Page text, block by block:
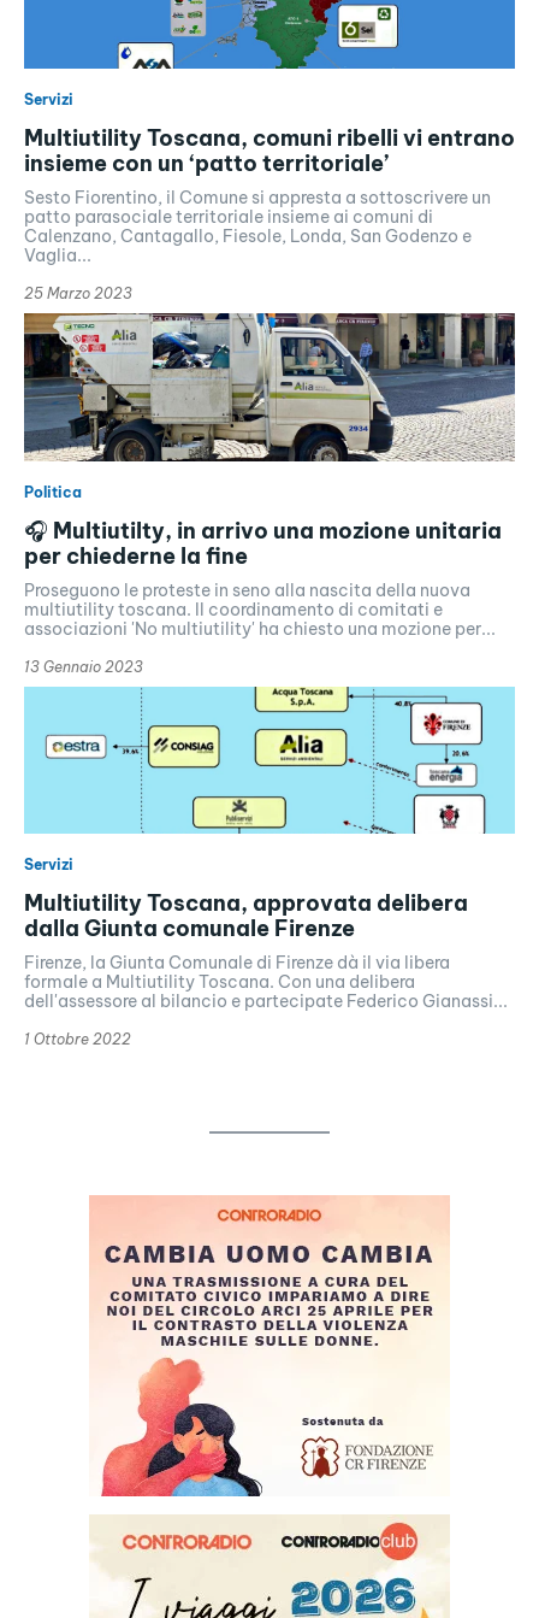
Servizi
Multiutility Toscana, comuni ribelli vi entrano
insieme con un ‘patto territoriale’
Sesto Fiorentino, il Comune si appresta a sottoscrivere un
patto parasociale territoriale insieme ai comuni di
Calenzano, Cantagallo, Fiesole, Londa, San Godenzo e
Vaglia...
25 Marzo 2023
Politica
🎧 Multiutilty, in arrivo una mozione unitaria
per chiederne la fine
Proseguono le proteste in seno alla nascita della nuova
multiutility toscana. Il coordinamento di comitati e
associazioni 'No multiutility' ha chiesto una mozione per...
13 Gennaio 2023
Servizi
Multiutility Toscana, approvata delibera
dalla Giunta comunale Firenze
Firenze, la Giunta Comunale di Firenze dà il via libera
formale a Multiutility Toscana. Con una delibera
dell'assessore al bilancio e partecipate Federico Gianassi...
1 Ottobre 2022